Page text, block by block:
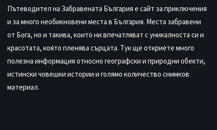
Пътеводител на Забравената България е сайт за приключения
и за много необикновени места в България. Места забравени
от Бога, но и такива, които ни впечатляват с уникалноста си и
красотата, която пленява сърцата. Тук ще откриете много
полезна информация относно географски и природни обекти,
истински човешки истории и голямо количество снимков
материал.